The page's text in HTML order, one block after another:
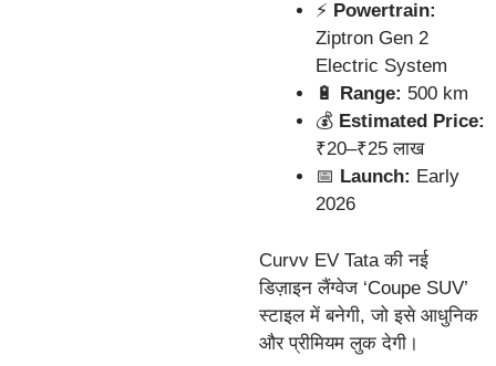
⚡ Powertrain:
Ziptron Gen 2
Electric System
🔋
Range: 500 km
💰 Estimated Price:
₹20–₹25 लाख
📅 Launch: Early
2026
Curvv EV Tata की नई
डिज़ाइन लैंग्वेज ‘Coupe SUV’
स्टाइल में बनेगी, जो इसे आधुनिक
और प्रीमियम लुक देगी।